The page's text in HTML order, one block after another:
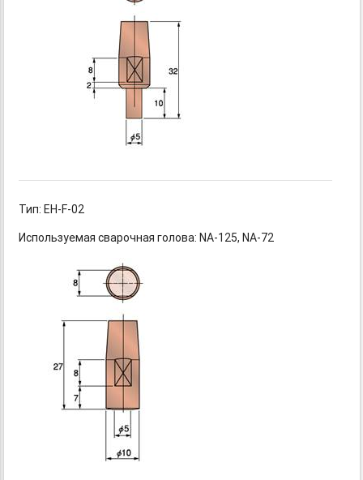
Тип: EH-F-02
Используемая сварочнаяголова: NA-125, NA-72